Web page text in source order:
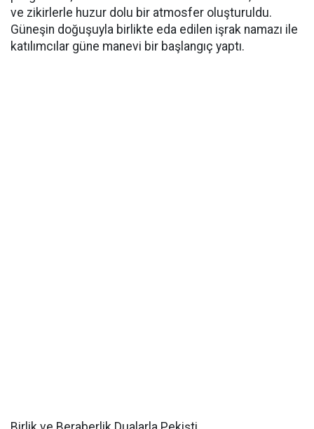
ve zikirlerle huzur dolu bir atmosfer oluşturuldu.
Güneşin doğuşuyla birlikte eda edilen işrak namazı ile
katılımcılar güne manevi bir başlangıç yaptı.